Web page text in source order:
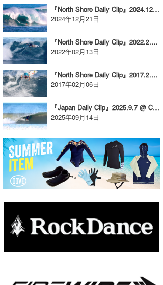
『North Shore Daily Clip』2024.12.19 @ Waimea
2024年12月21日
『North Shore Daily Clip』2022.2.8 @ Rocky
2022年02月13日
『North Shore Daily Clip』2017.2.5 @ ROCKY
2017年02月06日
『Japan Daily Clip』2025.9.7 @ Chiba
2025年09月14日
たっちー
ハンマー
まっきー
三輪予報士
小川予報士
上田純子
上條将美
唐澤予報士
SancheZ
wanda